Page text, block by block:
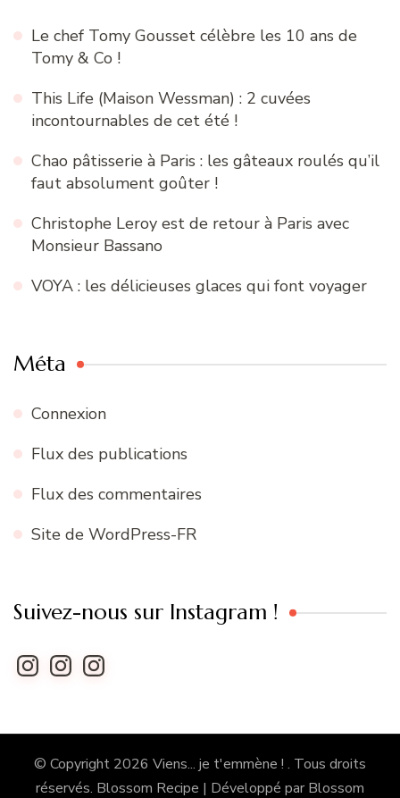
Le chef Tomy Gousset célèbre les 10 ans de
Tomy & Co !
This Life (Maison Wessman) : 2 cuvées
incontournables de cet été !
Chao pâtisserie à Paris : les gâteaux roulés qu’il
faut absolument goûter !
Christophe Leroy est de retour à Paris avec
Monsieur Bassano
VOYA : les délicieuses glaces qui font voyager
Méta
Connexion
Flux des publications
Flux des commentaires
Site de WordPress-FR
Suivez-nous sur Instagram !
Instagram
InstagramInstagram
© Copyright 2026 Viens... je t'emmène ! . Tous droits
réservés. Blossom Recipe | Développé par Blossom